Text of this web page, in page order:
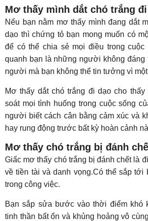
Mơ thấy mình dắt chó trắng
Nếu bạn nằm mơ thấy mình đang dắt
dạo thì chứng tỏ bạn mong muốn có
để có thể chia sẻ mọi điều trong cuộc
quanh bạn là những người không đáng
người mà bạn không thể tin tưởng vì
Mơ thấy dắt chó trắng đi dạo cho
soát mọi tình huống trong cuộc sống
người biết cách cân bằng cảm xúc và
hay rung động trước bất kỳ hoàn cảnh
Mơ thấy chó trắng bị đánh
Giấc mơ thấy chó trắng bị đánh chết là
về tiền tài và danh vọng.Có thể sắp tới
trong công việc.
Bạn sắp sửa bước vào thời điểm khó
tinh thần bất ổn và khủng hoảng vô